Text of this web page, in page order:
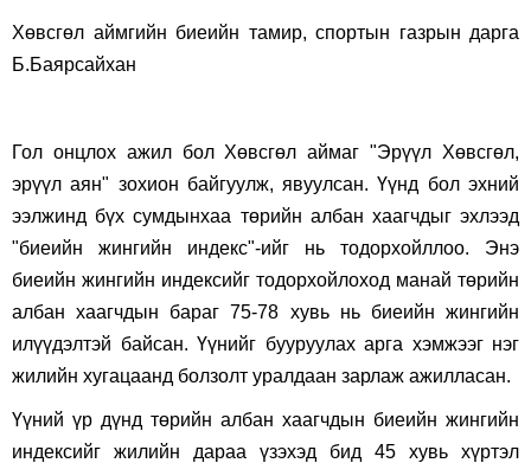
Хөвсгөл аймгийн биеийн тамир, спортын газрын дарга
Б.Баярсайхан
Гол онцлох ажил бол Хөвсгөл аймаг "Эрүүл Хөвсгөл,
эрүүл аян" зохион байгуулж, явуулсан. Үүнд бол эхний
ээлжинд бүх сумдынхаа төрийн албан хаагчдыг эхлээд
"биеийн жингийн индекс"-ийг нь тодорхойллоо. Энэ
биеийн жингийн индексийг тодорхойлоход манай төрийн
албан хаагчдын бараг 75-78 хувь нь биеийн жингийн
илүүдэлтэй байсан. Үүнийг бууруулах арга хэмжээг нэг
жилийн хугацаанд болзолт уралдаан зарлаж ажилласан.
Үүний үр дүнд төрийн албан хаагчдын биеийн жингийн
индексийг жилийн дараа үзэхэд бид 45 хувь хүртэл